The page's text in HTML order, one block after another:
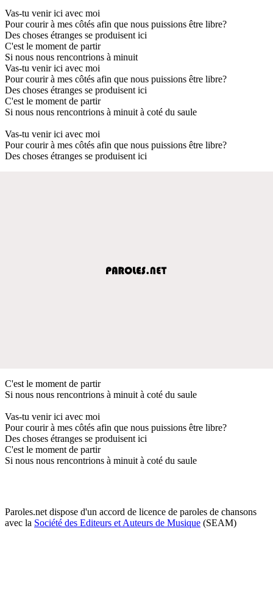
Vas-tu venir ici avec moi
Pour courir à mes côtés afin que nous puissions être libre?
Des choses étranges se produisent ici
C'est le moment de partir
Si nous nous rencontrions à minuit
Vas-tu venir ici avec moi
Pour courir à mes côtés afin que nous puissions être libre?
Des choses étranges se produisent ici
C'est le moment de partir
Si nous nous rencontrions à minuit à coté du saule
Vas-tu venir ici avec moi
Pour courir à mes côtés afin que nous puissions être libre?
Des choses étranges se produisent ici
C'est le moment de partir
Si nous nous rencontrions à minuit à coté du saule
Vas-tu venir ici avec moi
Pour courir à mes côtés afin que nous puissions être libre?
Des choses étranges se produisent ici
C'est le moment de partir
Si nous nous rencontrions à minuit à coté du saule
Paroles.net dispose d'un accord de licence de paroles de chansons
avec la Société des Editeurs et Auteurs de Musique (SEAM)